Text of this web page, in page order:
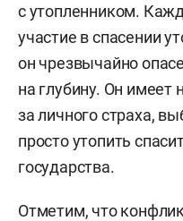
с утопленником.
участие в спасении
он чрезвычайно
на глубину. Он имеет
за личного страха,
просто утопить
государства.
Отметим, что